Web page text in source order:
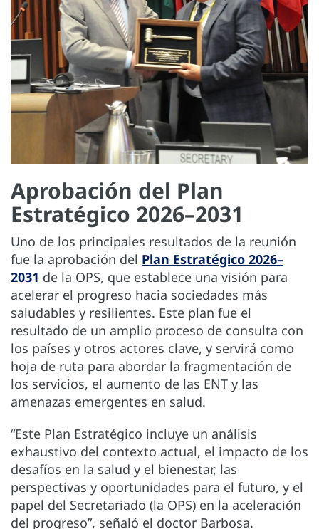
Aprobación del Plan
Estratégico 2026–2031
Uno de los principales resultados de la reunión
fue la aprobación del Plan Estratégico 2026–
2031 de la OPS, que establece una visión para
acelerar el progreso hacia sociedades más
saludables y resilientes. Este plan fue el
resultado de un amplio proceso de consulta con
los países y otros actores clave, y servirá como
hoja de ruta para abordar la fragmentación de
los servicios, el aumento de las ENT y las
amenazas emergentes en salud.
“Este Plan Estratégico incluye un análisis
exhaustivo del contexto actual, el impacto de los
desafíos en la salud y el bienestar, las
perspectivas y oportunidades para el futuro, y el
papel del Secretariado (la OPS) en la aceleración
del progreso”, señaló el doctor Barbosa.